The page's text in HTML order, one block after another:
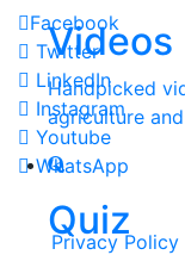
Videos
Handpicked
agriculture
Quiz
Facebook
Twitter
LinkedIn
Instagram
Youtube
WhatsApp
Privacy Policy